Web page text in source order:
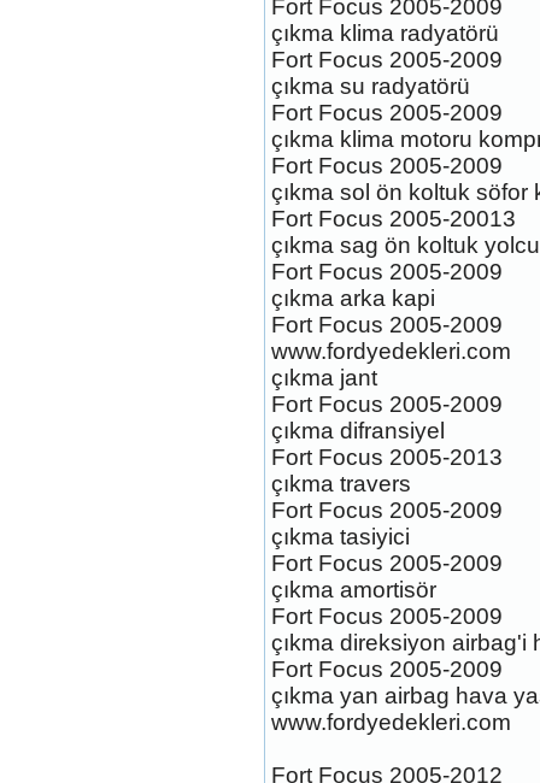
Fort Focus 2005-2009
çıkma klima radyatörü
Fort Focus 2005-2009
çıkma su radyatörü
Fort Focus 2005-2009
çıkma klima motoru
Fort Focus 2005-2009
çıkma sol ön koltuk söfor
Fort Focus 2005-20013
çıkma sag ön koltuk
Fort Focus 2005-2009
çıkma arka kapi
Fort Focus 2005-2009
www.fordyedekleri.com
çıkma jant
Fort Focus 2005-2009
çıkma difransiyel
Fort Focus 2005-2013
çıkma travers
Fort Focus 2005-2009
çıkma tasiyici
Fort Focus 2005-2009
çıkma amortisör
Fort Focus 2005-2009
çıkma direksiyon airbag'i
Fort Focus 2005-2009
çıkma yan airbag hava
www.fordyedekleri.com
Fort Focus 2005-2012